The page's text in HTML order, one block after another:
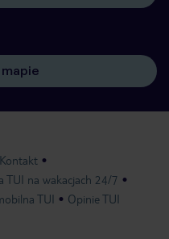
Kontakt
TUI na wakacjach 24/7
TUI Opinie TUI